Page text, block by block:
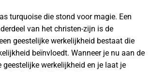
turquoise die stond voor magie. Een
van het christen-zijn is de
geestelijke werkelijkheid bestaat die
beïnvloedt. Wanneer je nu aan de
werkelijkheid en je laat je